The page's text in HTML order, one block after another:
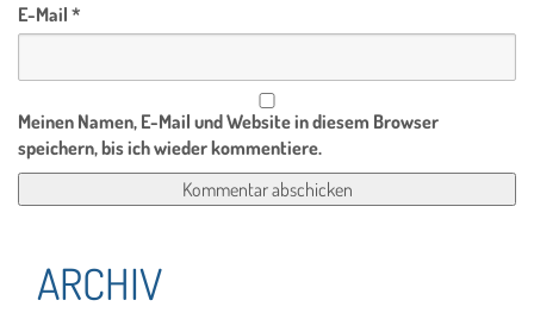
E-Mail *
Meinen Namen, E-Mail und Website in diesem Browser
speichern, bis ich wieder kommentiere.
ARCHIV